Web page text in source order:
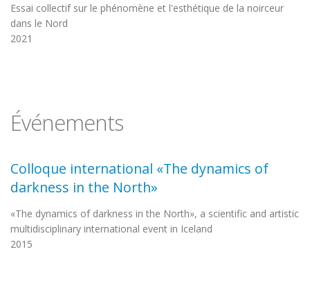
Essai collectif sur le phénomène et l'esthétique de la noirceur
dans le Nord
2021
Événements
Colloque international «The dynamics of
darkness in the North»
«The dynamics of darkness in the North», a scientific and artistic
multidisciplinary international event in Iceland
2015